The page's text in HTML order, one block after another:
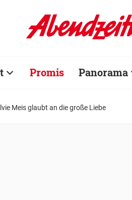
Promis Panorama
Meis glaubt an die große Liebe